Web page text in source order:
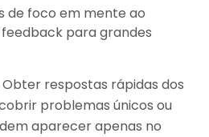
de foco em mente ao
para grandes
Obter respostas rápidas dos
problemas únicos ou
aparecer apenas no